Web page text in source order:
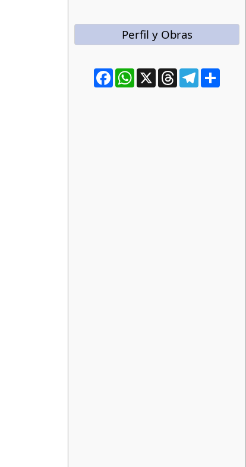
Perfil y Obras
FacebookWhatsApp
X ThreadsTelegram